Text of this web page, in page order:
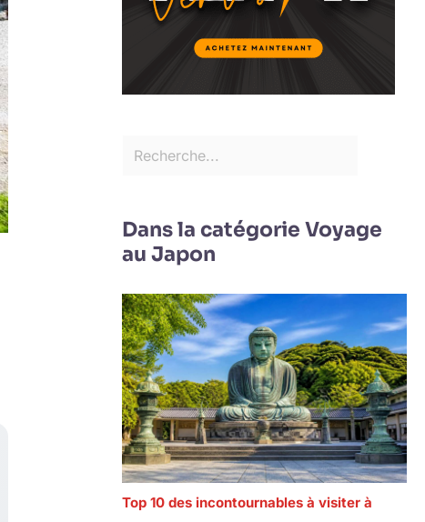
Dans la catégorie Voyage
au Japon
Top 10 des incontournables à visiter à